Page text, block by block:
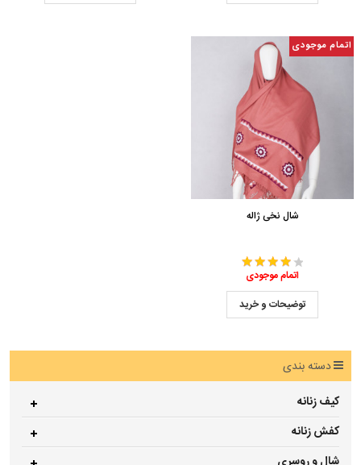
اتمام موجودی
شال نخی ژاله
اتمام موجودی
توضیحات و خرید
دسته بندی
کیف زنانه
کفش زنانه